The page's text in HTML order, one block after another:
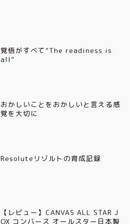
覚悟がすべて“The readiness is
all”
おかしいことをおかしいと言える感
覚を大切に
Resoluteリゾルトの育成記録
【レビュー】CANVAS ALL STAR J
OX コンバース オールスター日本製